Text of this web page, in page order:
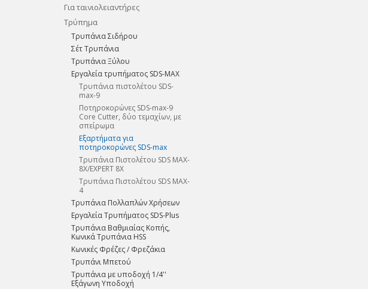
Για ταινιολειαντήρες
Τρύπημα
Τρυπάνια Σιδήρου
Σέτ Τρυπάνια
Tρυπάνια Ξύλου
Εργαλεία τρυπήματος SDS-MAX
Τρυπάνια πιστολέτου SDS-
max-9
Ποτηροκορώνες SDS-max-9
Core Cutter, δύο τεμαχίων, με
σπείρωμα
Εξαρτήματα για
ποτηροκορώνες SDS-max
Τρυπάνια Πιστολέτου SDS MAX-
8X/EXPERT 8X
Τρυπάνια Πιστολέτου SDS MAX-
4
Τρυπάνια Πολλαπλών Χρήσεων
Εργαλεία Τρυπήματος SDS-Plus
Τρυπάνια Βαθμιαίας Κοπής,
Κωνικά Τρυπάνια HSS
Κωνικές Φρέζες / Φρεζάκια
Τρυπάνι Μπετού
Τρυπάνια με υποδοχή 1/4''
Εξάγωνη Υποδοχή